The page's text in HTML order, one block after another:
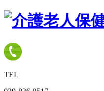
TEL